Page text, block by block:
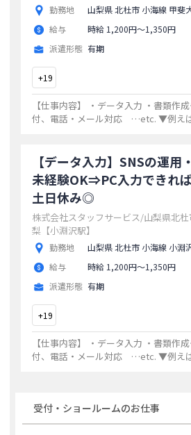
勤務地
山梨県 北杜市 小海線 甲斐
給与
時給 1,200円〜1,350円
派遣形態 有期
+19
【仕事内容】 ・データ入力 ・書類作
付、電話・メール対応 …etc. ▼例えばこんな職場 ・駅直
【データ入力】SNSの運
未経験OK⇒PC入力できれ
土日休み◎
株式会社スタッフサービス/山梨県北
梨【小淵沢駅】
勤務地
山梨県 北杜市 小海線 小淵
給与
時給 1,200円〜1,350円
派遣形態 有期
+19
【仕事内容】 ・データ入力 ・書類作
付、電話・メール対応 …etc. ▼例えばこんな職場 ・駅直
受付・ショールームのお仕事